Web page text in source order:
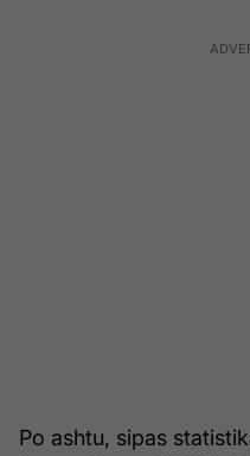
Po ashtu, sipas